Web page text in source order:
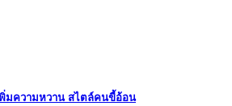
มความหวาน สไตล์คนขี้อ้อน